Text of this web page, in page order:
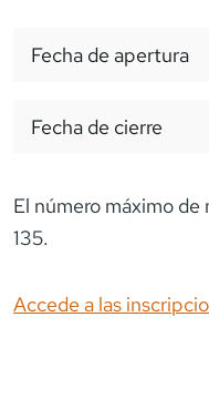
Fecha de apertura
Fecha de cierre
El número máximo
135.
Accede a las